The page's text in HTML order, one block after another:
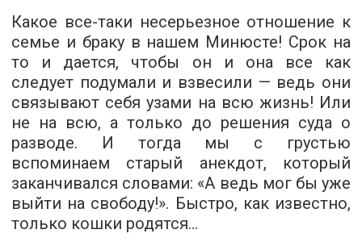
Какое все-таки несерьезное отношение к
семье и браку в нашем Минюсте! Срок на
то и дается, чтобы он и она все как
следует подумали и взвесили — ведь они
связывают себя узами на всю жизнь! Или
не на всю, а только до решения суда о
разводе. И тогда мы с грустью
вспоминаем старый анекдот, который
заканчивался словами: «А ведь мог бы уже
выйти на свободу!». Быстро, как известно,
только кошки родятся…